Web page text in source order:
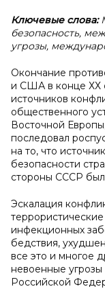
Ключевые слова:
безопасность,
угрозы,
Окончание
и США в конце ХХ
источников
общественного
Восточной
последовал
на то, что
безопасности
стороны СССР
Эскалация
инфекционных
бедствия,
все это и многое
невоенные
Российской